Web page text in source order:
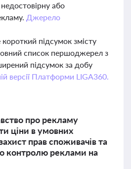
або
Джерело
підсумок змісту
список першоджерел з
підсумок за добу
версії Платформи LIGA360.
про рекламу
ціни в умовних
прав споживачів та
контролю реклами на